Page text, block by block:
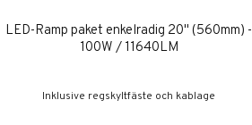
LED-Ramp paket enkelradig 20" (560mm) -
100W / 11640LM
Inklusive regskyltfäste och kablage